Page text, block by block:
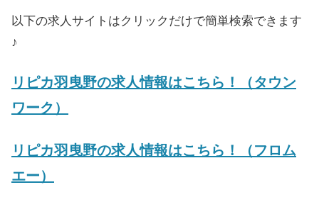
以下の求人サイトはクリックだけで簡単検索できます
♪
リピカ羽曳野の求人情報はこちら！（タウン
ワーク）
リピカ羽曳野の求人情報はこちら！（フロム
エー）